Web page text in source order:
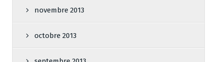
novembre 2013
octobre 2013